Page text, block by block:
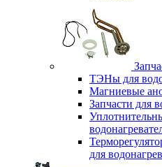
ТЭНы для
Магниевые
Запчасти для
для